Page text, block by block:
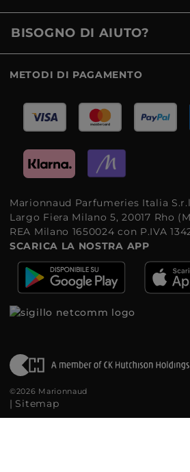
BISOGNO DI AIUTO?
METODI DI PAGAMENTO
Marionnaud Parfumeries Italia
Largo Fiera Milano 5, 20017 Rho
REA Milano 1650024 con P.IVA
SCARICA LA NOSTRA APP
©2026 Marionnaud
| Sitemap